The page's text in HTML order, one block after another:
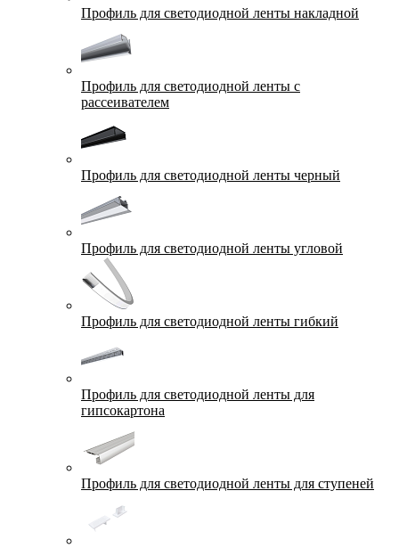
Профиль для светодиодной ленты накладной
Профиль для светодиодной ленты с
рассеивателем
Профиль для светодиодной ленты черный
Профиль для светодиодной ленты угловой
Профиль для светодиодной ленты гибкий
Профиль для светодиодной ленты для
гипсокартона
Профиль для светодиодной ленты для ступеней